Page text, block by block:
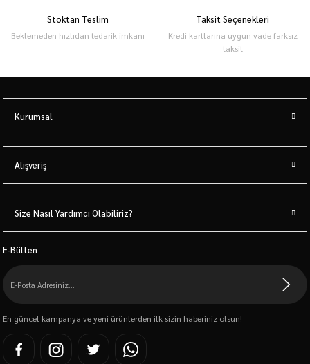
Stoktan Teslim
Beklemeden hızlıdan tedarik imkanı
Taksit Seçenekleri
Kredi kartlarına uygun vade farksız
taksit
Kurumsal
Alışveriş
Size Nasıl Yardımcı Olabiliriz?
E-Bülten
En güncel kampanya ve yeni ürünlerden ilk sizin haberiniz olsun!